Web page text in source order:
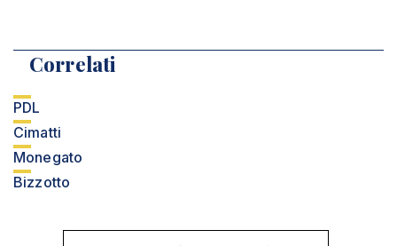
Correlati
PDL
Cimatti
Monegato
Bizzotto